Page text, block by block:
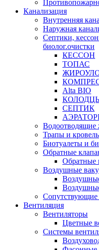
Канализация
Внутренняя
Наружная
Септики,
биолог.очистки
КЕССОН
ТОПАС
Alta BIO
СЕПТИК
Водоотводящие
Трапы и
Биотуалеты и
Обратные
Обратные
Воздушные
Сопутствующие
Вентиляция
Вентиляторы
Цветные
Системы